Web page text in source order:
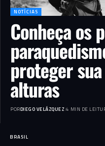
NOTÍCIAS
Conheça os
proteger
alturas
PORDIEGO VELÁZQUEZ 4 MIN DE
BRASIL